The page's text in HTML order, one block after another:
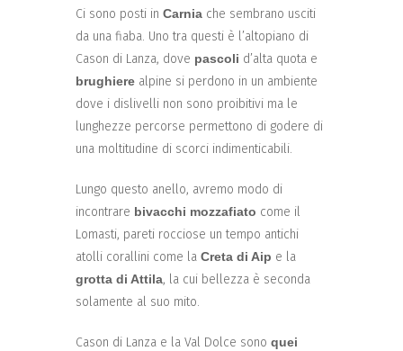
Ci sono posti in Carnia che sembrano usciti
da una fiaba. Uno tra questi è l’altopiano di
Cason di Lanza, dove pascoli d’alta quota e
brughiere alpine si perdono in un ambiente
dove i dislivelli non sono proibitivi ma le
lunghezze percorse permettono di godere di
una moltitudine di scorci indimenticabili.
Lungo questo anello, avremo modo di
incontrare bivacchi mozzafiato come il
Lomasti, pareti rocciose un tempo antichi
atolli corallini come la Creta di Aip e la
grotta di Attila, la cui bellezza è seconda
solamente al suo mito.
Cason di Lanza e la Val Dolce sono quei